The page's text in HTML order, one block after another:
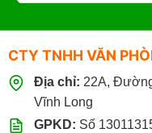
CTY TNHH VĂN
Địa chỉ: 22A,
Vĩnh Long
GPKD: Số